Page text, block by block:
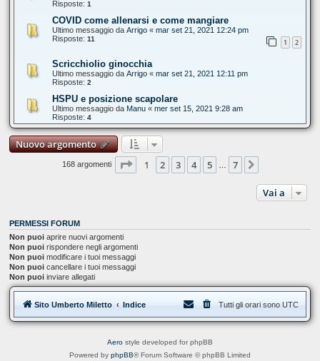
Risposte: 1
COVID come allenarsi e come mangiare
Ultimo messaggio da Arrigo « mar set 21, 2021 12:24 pm
Risposte: 11 1 2
Scricchiolio ginocchia
Ultimo messaggio da Arrigo « mar set 21, 2021 12:11 pm
Risposte: 2
HSPU e posizione scapolare
Ultimo messaggio da Manu « mer set 15, 2021 9:28 am
Risposte: 4
Nuovo argomento
168 argomenti Pagina di
1 2 3 4 5 7
Vai a
PERMESSI FORUM
Non puoi aprire nuovi argomenti
Non puoi rispondere negli argomenti
Non puoi modificare i tuoi messaggi
Non puoi cancellare i tuoi messaggi
Non puoi inviare allegati
Sito Umberto Miletto Indice Tutti gli orari sono UTC
Aero style developed for phpBB
Powered by phpBB® Forum Software © phpBB Limited